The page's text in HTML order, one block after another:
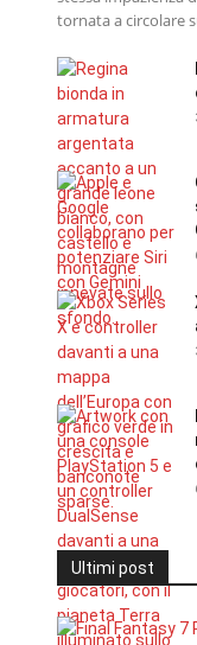
tornata a circolare
Ultimi post